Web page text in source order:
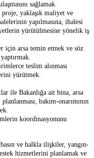
sağlamak.
yaklaşık maliyet ve
yapılmasına, ihalesi
yürütülmesine yönelik iş
için arsa temin etmek ve söz
teslim alınması
yürütmek.
ile Bakanlığa ait bina, arsa
bakım-onarımının
koordinasyonunu
ve halkla ilişkiler, yangın-
hizmetlerini planlamak ve